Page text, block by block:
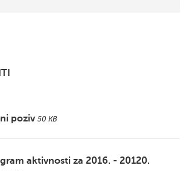
poziv 50 KB
aktivnosti za 2016. - 20120.